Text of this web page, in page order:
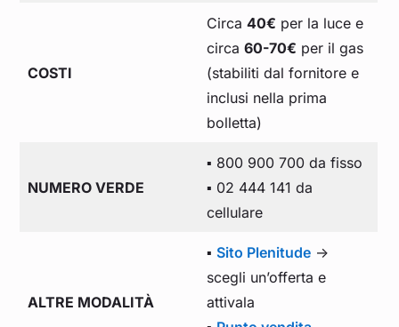
COSTI
Circa40€ per la luce e
circa60-70€ per il gas
(stabiliti dal fornitore e
inclusi nella prima
bolletta)
NUMERO VERDE
▪️ 800 900 700 da fisso
▪️ 02 444 141 da
cellulare
ALTRE MODALITÀ
▪️ Sito Plenitude ->
scegli un’offerta e
attivala